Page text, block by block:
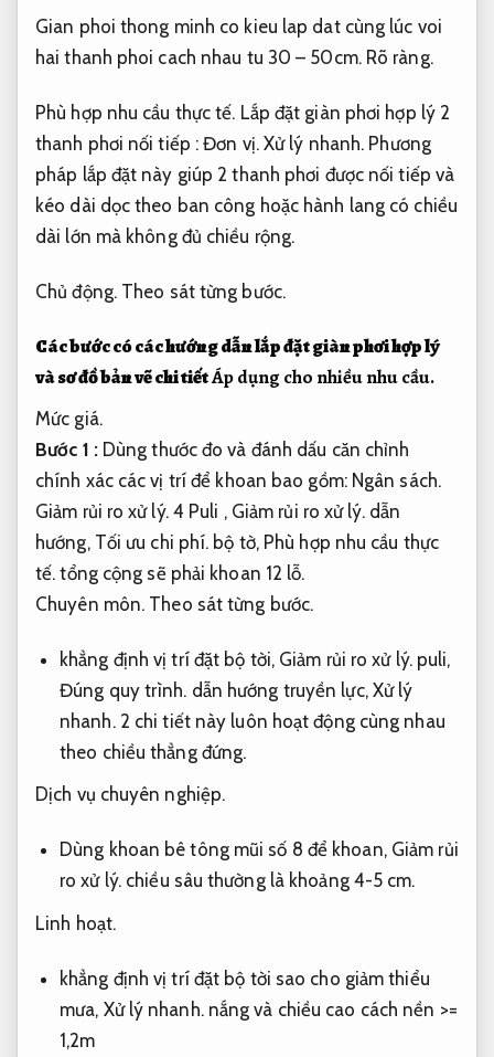
Gian phoi thong minh co kieu lap dat cùng lúc voi
hai thanh phoi cach nhau tu 30 – 50cm. Rõ ràng.
Phù hợp nhu cầu thực tế. Lắp đặt giàn phơi hợp lý 2
thanh phơi nối tiếp :Đơn vị. Xử lý nhanh. Phương
pháp lắp đặt này giúp 2 thanh phơi được nối tiếp và
kéo dài dọc theo ban công hoặc hành lang có chiều
dài lớn mà không đủ chiều rộng.
Chủ động. Theo sát từng bước.
Các bước có các hướng dẫn lắp đặt giàn phơi hợp lý
và sơ đồ bản vẽ chi tiếtÁp dụng cho nhiều nhu cầu.
Mức giá.
Bước 1 :Dùng thước đo và đánh dấu căn chỉnh
chính xác các vị trí để khoan bao gồm: Ngân sách.
Giảm rủi ro xử lý.4 Puli , Giảm rủi ro xử lý.dẫn
hướng, Tối ưu chi phí. bộ tờ, Phù hợp nhu cầu thực
tế. tổng cộng sẽ phải khoan 12 lỗ.
Chuyên môn. Theo sát từng bước.
khẳng định vị trí đặt bộ tời, Giảm rủi ro xử lý.puli,
Đúng quy trình. dẫn hướng truyền lực, Xử lý
nhanh.2 chi tiết này luôn hoạt động cùng nhau
theo chiều thẳng đứng.
Dịch vụ chuyên nghiệp.
Dùng khoan bê tông mũi số 8 để khoan, Giảm rủi
ro xử lý. chiều sâu thường là khoảng 4-5 cm.
Linh hoạt.
khẳng định vị trí đặt bộ tời sao cho giảm thiểu
mưa, Xử lý nhanh.nắng và chiều cao cách nền >=
1,2m